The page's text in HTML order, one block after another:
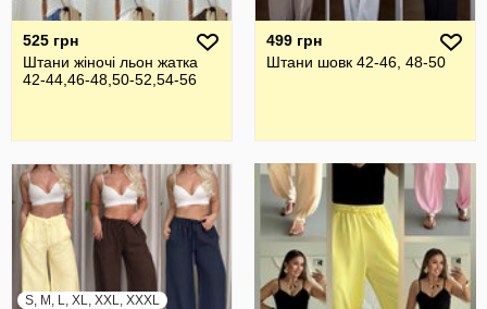
525 грн
Штани жіночі льон жатка
42-44,46-48,50-52,54-56
499 грн
Штани шовк 42-46, 48-50
S, M, L, XL, XXL, XXXL